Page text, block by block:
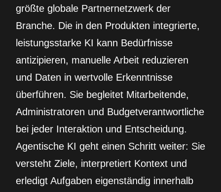
größte globale Partnernetzwerk der
Branche. Die in den Produkten integrierte,
leistungsstarke KI kann Bedürfnisse
antizipieren, manuelle Arbeit reduzieren
und Daten in wertvolle Erkenntnisse
überführen. Sie begleitet Mitarbeitende,
Administratoren und Budgetverantwortliche
bei jeder Interaktion und Entscheidung.
Agentische KI geht einen Schritt weiter: Sie
versteht Ziele, interpretiert Kontext und
erledigt Aufgaben eigenständig innerhalb